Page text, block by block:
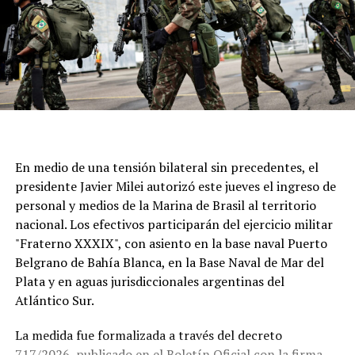
En medio de una tensión bilateral sin precedentes, el
presidente Javier Milei autorizó este jueves el ingreso de
personal y medios de la Marina de Brasil al territorio
nacional. Los efectivos participarán del ejercicio militar
"Fraterno XXXIX", con asiento en la base naval Puerto
Belgrano de Bahía Blanca, en la Base Naval de Mar del
Plata y en aguas jurisdiccionales argentinas del
Atlántico Sur.
La medida fue formalizada a través del decreto